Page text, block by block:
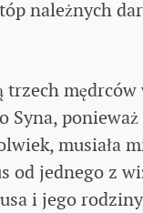
należnych
mędrców
musiała
od jednego z
i jego